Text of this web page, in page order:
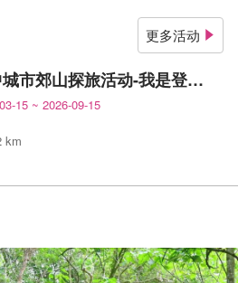
更多活动
台中城市郊山探旅活动-我是登山王
15 ~ 2026-09-15
km